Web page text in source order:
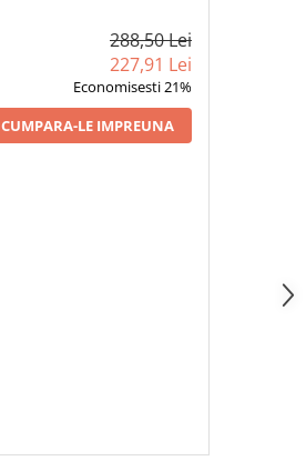
1 x DONNA ALBA -
MIHAESCU, EDITIA
288,50 Lei
227,91 Lei
Economisesti 21%
CUMPARA-LE IMPREUNA